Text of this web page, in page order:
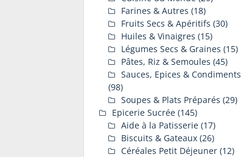
Farines & Autres (18)
Fruits Secs & Apéritifs (30)
Huiles & Vinaigres (15)
Légumes Secs & Graines (15)
Pâtes, Riz & Semoules (45)
Sauces, Epices & Condiments
(98)
Soupes & Plats Préparés (29)
Epicerie Sucrée (145)
Aide à la Patisserie (17)
Biscuits & Gateaux (26)
Céréales Petit Déjeuner (12)